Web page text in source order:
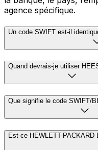
agence spécifique.
Un code SWIFT est-il
Quand devrais-je utiliser
Que signifie le code SWIFT/
Est-ce HEWLETT-